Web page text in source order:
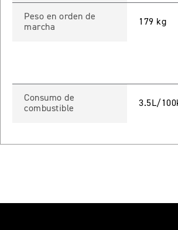
Peso en orden de
marcha
179 kg
Consumo de
combustible
3.5L/